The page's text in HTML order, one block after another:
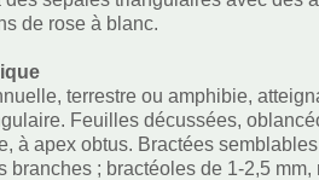
de rose à blanc.
terrestre ou amphibie,
Feuilles décussées,
à apex obtus. Bractées
branches ; bractéoles de 1-2,5